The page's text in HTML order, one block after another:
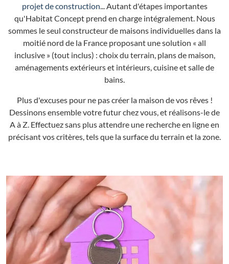
projet de construction... Autant d'étapes importantes
qu'Habitat Concept prend en charge intégralement. Nous
sommes le seul constructeur de maisons individuelles dans la
moitié nord de la France proposant une solution « all
inclusive » (tout inclus) : choix du terrain, plans de maison,
aménagements extérieurs et intérieurs, cuisine et salle de
bains.
Plus d'excuses pour ne pas créer la maison de vos rêves !
Dessinons ensemble votre futur chez vous, et réalisons-le de
A à Z. Effectuez sans plus attendre une recherche en ligne en
précisant vos critères, tels que la surface du terrain et la zone.